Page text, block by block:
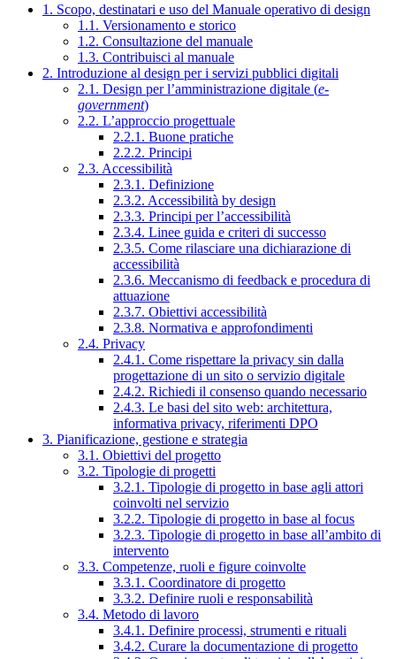
1. Scopo, destinatari e uso del Manuale operativo di design
1.1. Versionamento e storico
1.2. Consultazione del manuale
1.3. Contribuisci al manuale
2. Introduzione al design per i servizi pubblici digitali
2.1. Design per l’amministrazione digitale (e-
government)
2.2. L’approccio progettuale
2.2.1. Buone pratiche
2.2.2. Principi
2.3. Accessibilità
2.3.1. Definizione
2.3.2. Accessibilità by design
2.3.3. Principi per l’accessibilità
2.3.4. Linee guida e criteri di successo
2.3.5. Come rilasciare una dichiarazione di
accessibilità
2.3.6. Meccanismo di feedback e procedura di
attuazione
2.3.7. Obiettivi accessibilità
2.3.8. Normativa e approfondimenti
2.4. Privacy
2.4.1. Come rispettare la privacy sin dalla
progettazione di un sito o servizio digitale
2.4.2. Richiedi il consenso quando necessario
2.4.3. Le basi del sito web: architettura,
informativa privacy, riferimenti DPO
3. Pianificazione, gestione e strategia
3.1. Obiettivi del progetto
3.2. Tipologie di progetti
3.2.1. Tipologie di progetto in base agli attori
coinvolti nel servizio
3.2.2. Tipologie di progetto in base al focus
3.2.3. Tipologie di progetto in base all’ambito di
intervento
3.3. Competenze, ruoli e figure coinvolte
3.3.1. Coordinatore di progetto
3.3.2. Definire ruoli e responsabilità
3.4. Metodo di lavoro
3.4.1. Definire processi, strumenti e rituali
3.4.2. Curare la documentazione di progetto